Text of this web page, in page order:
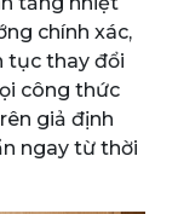
chính xác,
tục thay đổi
công thức
giả định
ngay từ thời